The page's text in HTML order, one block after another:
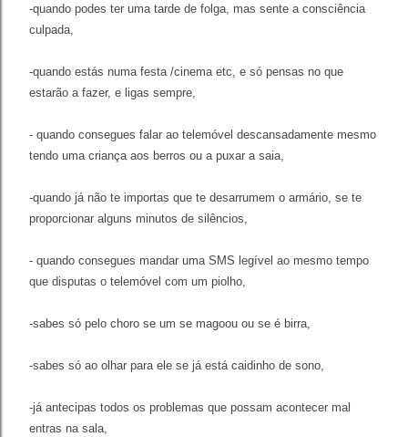
-quando podes ter uma tarde de folga, mas sente a consciência
culpada,
-quando estás numa festa /cinema etc, e só pensas no que
estarão a fazer, e ligas sempre,
- quando consegues falar ao telemóvel descansadamente mesmo
tendo uma criança aos berros ou a puxar a saia,
-quando já não te importas que te desarrumem o armário, se te
proporcionar alguns minutos de silêncios,
- quando consegues mandar uma SMS legível ao mesmo tempo
que disputas o telemóvel com um piolho,
-sabes só pelo choro se um se magoou ou se é birra,
-sabes só ao olhar para ele se já está caidinho de sono,
-já antecipas todos os problemas que possam acontecer mal
entras na sala,